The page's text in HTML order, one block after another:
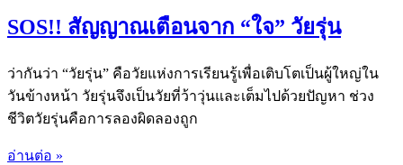
SOS!! สัญญาณเตือนจาก “ใจ” วัยรุ่น
ว่ากันว่า “วัยรุ่น” คือวัยแห่งการเรียนรู้เพื่อเติบโตเป็นผู้ใหญ่ใน
วันข้างหน้า วัยรุ่นจึงเป็นวัยที่ว้าวุ่นและเต็มไปด้วยปัญหา ช่วง
ชีวิตวัยรุ่นคือการลองผิดลองถูก
อ่านต่อ »